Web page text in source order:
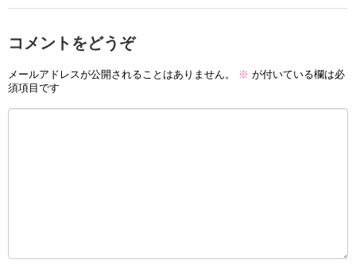
コメントをどうぞ
メールアドレスが公開されることはありません。 ※ が付いている欄は必
須項目です